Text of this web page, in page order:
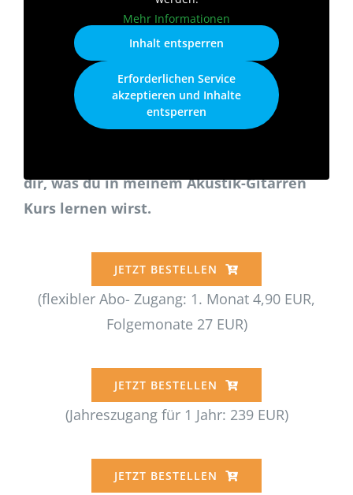
Mehr Informationen
Inhalt entsperren
Erforderlichen Service
akzeptieren und Inhalte
entsperren
dir, was du in meinem Akustik-Gitarren
Kurs lernen wirst.
JETZT BESTELLEN
(flexibler Abo- Zugang: 1. Monat 4,90 EUR,
Folgemonate 27 EUR)
JETZT BESTELLEN
(Jahreszugang für 1 Jahr: 239 EUR)
JETZT BESTELLEN